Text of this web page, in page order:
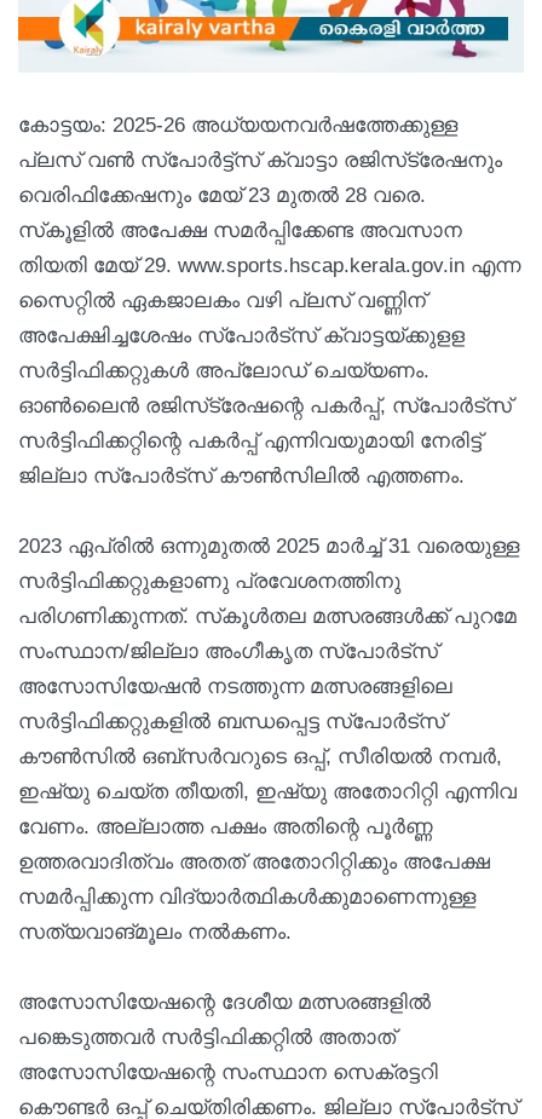
കോട്ടയം: 2025-26 അധ്യയനവർഷത്തേക്കുള്ള
പ്ലസ് വൺ സ്‌പോർട്ട്‌സ് ക്വാട്ടാ രജിസ്‌ട്രേഷനും
വെരിഫിക്കേഷനും മേയ് 23 മുതൽ 28 വരെ.
സ്‌കൂളിൽ അപേക്ഷ സമർപ്പിക്കേണ്ട അവസാന
തിയതി മേയ് 29. www.sports.hscap.kerala.gov.in എന്ന
സൈറ്റിൽ ഏകജാലകം വഴി പ്ലസ് വണ്ണിന്
അപേക്ഷിച്ചശേഷം സ്‌പോർട്‌സ് ക്വാട്ടയ്ക്കുളള
സർട്ടിഫിക്കറ്റുകൾ അപ്‌ലോഡ് ചെയ്യണം.
ഓൺലൈൻ രജിസ്‌ട്രേഷന്റെ പകർപ്പ്, സ്‌പോർട്സ്
സർട്ടിഫിക്കറ്റിന്റെ പകർപ്പ് എന്നിവയുമായി നേരിട്ട്
ജില്ലാ സ്‌പോർട്‌സ് കൗൺസിലിൽ എത്തണം.
2023 ഏപ്രിൽ ഒന്നുമുതൽ 2025 മാർച്ച് 31 വരെയുള്ള
സർട്ടിഫിക്കറ്റുകളാണു പ്രവേശനത്തിനു
പരിഗണിക്കുന്നത്. സ്‌കൂൾതല മത്സരങ്ങൾക്ക് പുറമേ
സംസ്ഥാന/ജില്ലാ അംഗീകൃത സ്‌പോർട്‌സ്
അസോസിയേഷൻ നടത്തുന്ന മത്സരങ്ങളിലെ
സർട്ടിഫിക്കറ്റുകളിൽ ബന്ധപ്പെട്ട സ്‌പോർട്സ്
കൗൺസിൽ ഒബ്‌സർവറുടെ ഒപ്പ്, സീരിയൽ നമ്പർ,
ഇഷ്യു ചെയ്ത തീയതി, ഇഷ്യു അതോറിറ്റി എന്നിവ
വേണം. അല്ലാത്ത പക്ഷം അതിന്റെ പൂർണ്ണ
ഉത്തരവാദിത്വം അതത് അതോറിറ്റിക്കും അപേക്ഷ
സമർപ്പിക്കുന്ന വിദ്യാർത്ഥികൾക്കുമാണെന്നുള്ള
സത്യവാങ്മൂലം നൽകണം.
അസോസിയേഷന്റെ ദേശീയ മത്സരങ്ങളിൽ
പങ്കെടുത്തവർ സർട്ടിഫിക്കറ്റിൽ അതാത്
അസോസിയേഷന്റെ സംസ്ഥാന സെക്രട്ടറി
കൌണ്ടർ ഒപ്പ് ചെയ്തിരിക്കണം. ജില്ലാ സ്‌പോർട്സ്